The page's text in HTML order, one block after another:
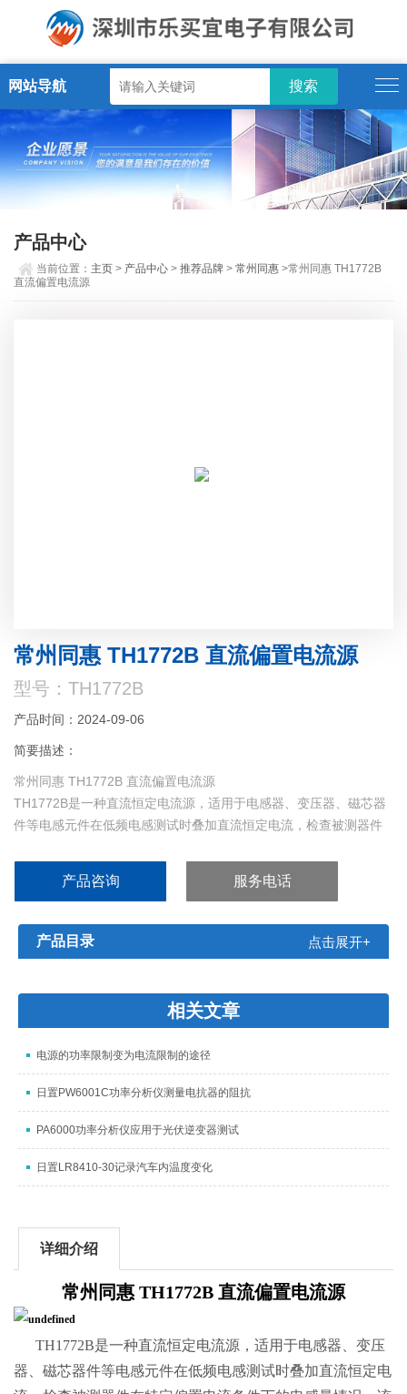
网站导航
产品中心
当前位置： 主页 > 产品中心 >推荐品牌 >常州同惠 >常州同惠 TH1772B
直流偏置电流源
常州同惠 TH1772B 直流偏置电流源
型号：TH1772B
产品时间：2024-09-06
简要描述：
常州同惠 TH1772B 直流偏置电流源
TH1772B是一种直流恒定电流源，适用于电感器、变压器、磁芯器
件等电感元件在低频电感测试时叠加直流恒定电流，检查被测器件
产品咨询 服务电话
产品目录 点击展开+
相关文章
电源的功率限制变为电流限制的途径
日置PW6001C功率分析仪测量电抗器的阻抗
PA6000功率分析仪应用于光伏逆变器测试
日置LR8410-30记录汽车内温度变化
详细介绍
常州同惠 TH1772B 直流偏置电流源
TH1772B是一种直流恒定电流源，适用于电感器、变压
器、磁芯器件等电感元件在低频电感测试时叠加直流恒定电